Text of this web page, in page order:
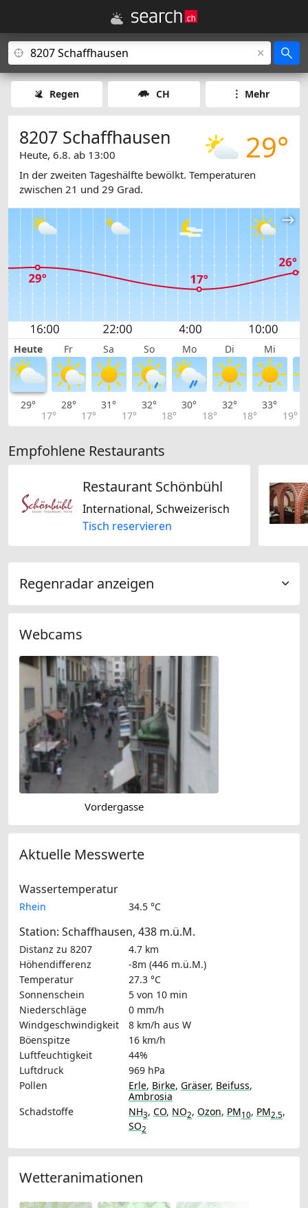
Regen CH Mehr
29°
8207 Schaffhausen
Heute, 6.8. ab 13:00
In der zweiten Tageshälfte bewölkt. Temperaturen
zwischen 21 und 29 Grad.
Heute Fr Sa So Mo Di Mi
29°
17°
28°
17°
31°
17°
32°
18°
30°
18°
32°
18°
33°
19°
Empfohlene Restaurants
Restaurant Schönbühl
International, Schweizerisch
Tisch reservieren
Regenradar anzeigen
Webcams
Vordergasse
Aktuelle Messwerte
Wassertemperatur
Rhein 34.5 °C
Station: Schaffhausen, 438 m.ü.M.
Distanz zu 8207
4.7 km
Höhendifferenz
-8m (446 m.ü.M.)
Temperatur
27.3 °C
Sonnenschein
5 von 10 min
Niederschläge
0 mm/h
Windgeschwindigkeit
8 km/h aus W
Böenspitze
16 km/h
Luftfeuchtigkeit
44%
Luftdruck
969 hPa
Pollen
Erle, Birke, Gräser, Beifuss,
Ambrosia
Schadstoffe
NH3, CO, NO2, Ozon, PM10, PM2.5,
SO2
Wetteranimationen